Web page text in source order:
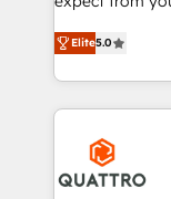
the agency
HubSpot Solutions
longest-
maximising
building an
business,
life, and
Elite5.0